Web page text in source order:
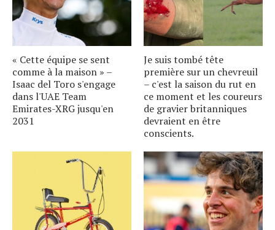
« Cette équipe se sent
comme à la maison » –
Isaac del Toro s'engage
dans l'UAE Team
Emirates-XRG jusqu'en
2031
Je suis tombé tête
première sur un chevreuil
– c'est la saison du rut en
ce moment et les coureurs
de gravier britanniques
devraient en être
conscients.